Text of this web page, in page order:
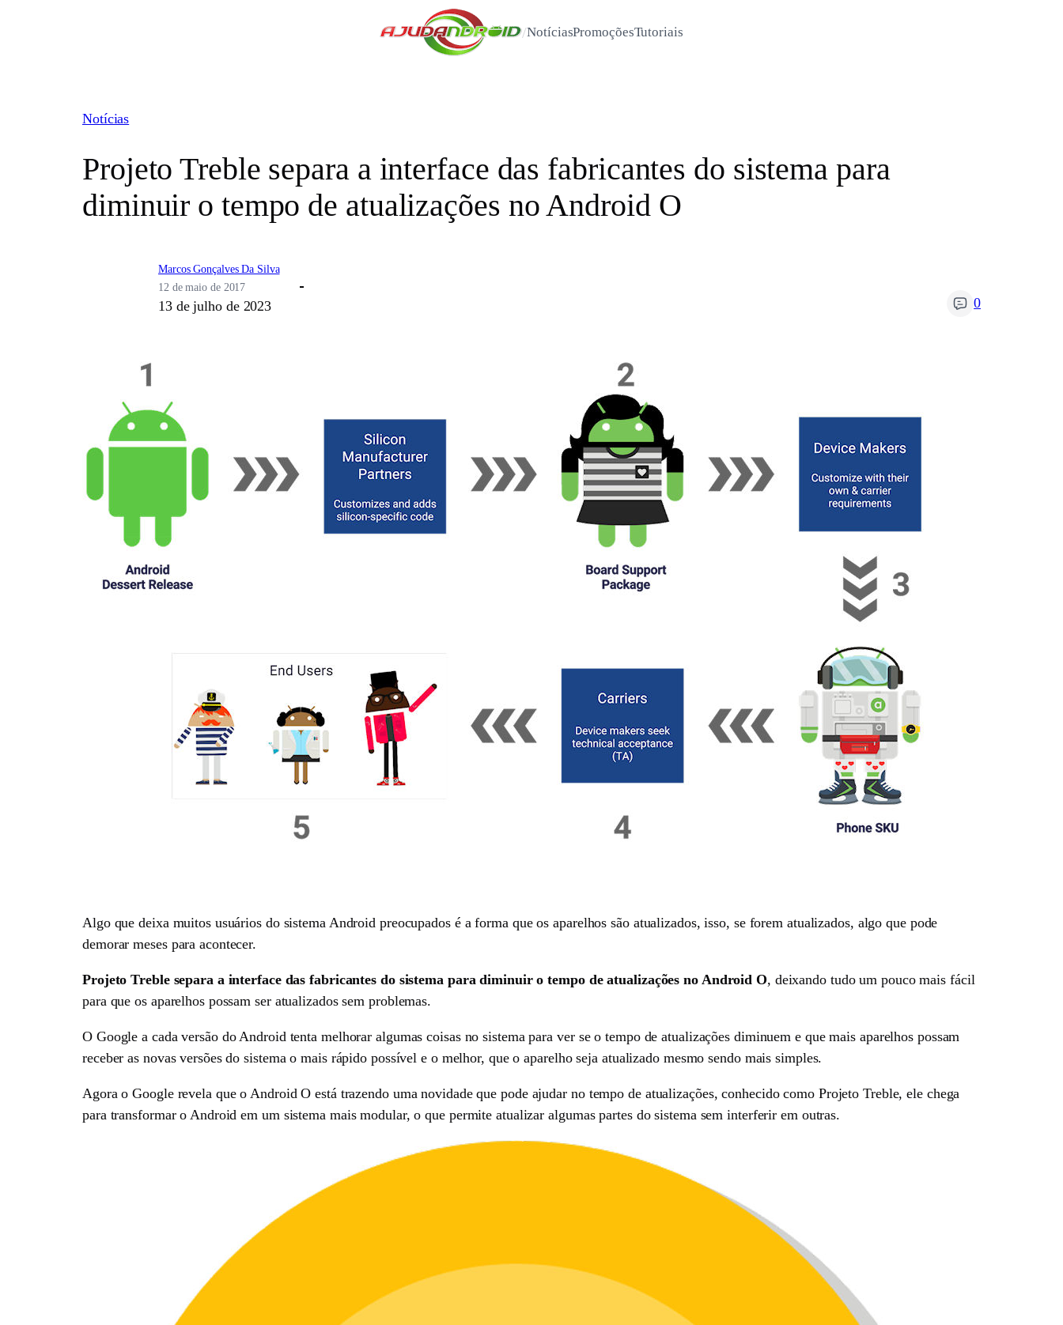
/NotíciasPromoçõesTutoriais
Notícias
Projeto Treble separa a interface das fabricantes do sistema para
diminuir o tempo de atualizações no Android O
Marcos Gonçalves Da Silva
12 de maio de 2017
13 de julho de 2023 0
Algo que deixa muitos usuários do sistema Android preocupados é a forma que os aparelhos são atualizados, isso, se forem atualizados, algo que pode
demorar meses para acontecer.
Projeto Treble separa a interface das fabricantes do sistema para diminuir o tempo de atualizações no Android O, deixando tudo um pouco mais fácil
para que os aparelhos possam ser atualizados sem problemas.
O Google a cada versão do Android tenta melhorar algumas coisas no sistema para ver se o tempo de atualizações diminuem e que mais aparelhos possam
receber as novas versões do sistema o mais rápido possível e o melhor, que o aparelho seja atualizado mesmo sendo mais simples.
Agora o Google revela que o Android O está trazendo uma novidade que pode ajudar no tempo de atualizações, conhecido como Projeto Treble, ele chega
para transformar o Android em um sistema mais modular, o que permite atualizar algumas partes do sistema sem interferir em outras.